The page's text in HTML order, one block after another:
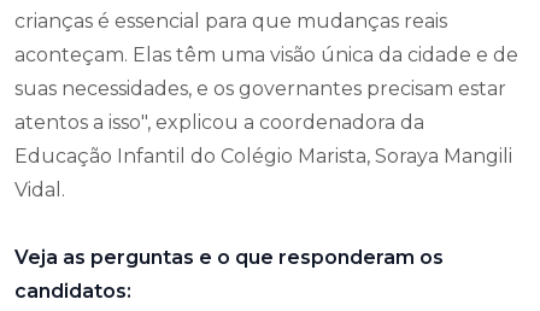
crianças é essencial para que mudanças reais
aconteçam. Elas têm uma visão única da cidade e de
suas necessidades, e os governantes precisam estar
atentos a isso", explicou a coordenadora da
Educação Infantil do Colégio Marista, Soraya Mangili
Vidal.
Veja as perguntas e o que responderam os
candidatos: